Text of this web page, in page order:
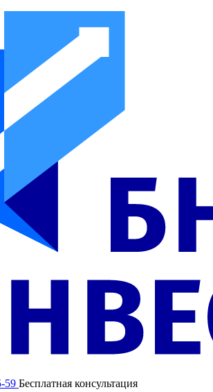
59 Бесплатная консультация